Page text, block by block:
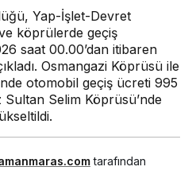
Yap-İşlet-Devret
köprülerde geçiş
saat 00.00’dan itibaren
Osmangazi Köprüsü ile
otomobil geçiş ücreti 995
Selim Köprüsü’nde
tarafından